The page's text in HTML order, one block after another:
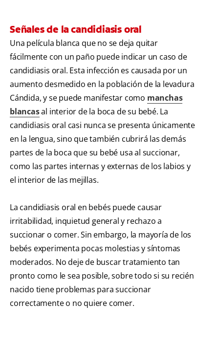
Señales de la candidiasis oral
Una película blanca que no se deja quitar
fácilmente con un paño puede indicar un caso de
candidiasis oral. Esta infección es causada por un
aumento desmedido en la población de la levadura
Cándida, y se puede manifestar como manchas
blancasal interior de la boca de su bebé. La
candidiasis oral casi nunca se presenta únicamente
en la lengua, sino que también cubrirá las demás
partes de la boca que su bebé usa al succionar,
como las partes internas y externas de los labios y
el interior de las mejillas.
La candidiasis oral en bebés puede causar
irritabilidad, inquietud general y rechazo a
succionar o comer. Sin embargo, la mayoría de los
bebés experimenta pocas molestias y síntomas
moderados. No deje de buscar tratamiento tan
pronto como le sea posible, sobre todo si su recién
nacido tiene problemas para succionar
correctamente o no quiere comer.